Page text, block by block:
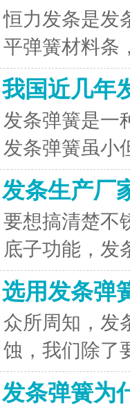
恒力发条是发
平弹簧材料条
我国近几年
发条弹簧是一
发条弹簧虽小
发条生产厂
要想搞清楚不
底子功能，发
选用发条弹
众所周知，发
蚀，我们除了
发条弹簧为